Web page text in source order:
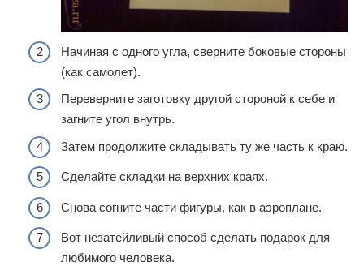
Начиная с одного угла, сверните боковые стороны
(как самолет).
Переверните заготовку другой стороной к себе и
загните угол внутрь.
Затем продолжите складывать ту же часть к краю.
Сделайте складки на верхних краях.
Снова согните части фигуры, как в аэроплане.
Вот незатейливый способ сделать подарок для
любимого человека.